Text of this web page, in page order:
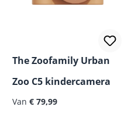
The Zoofamily Urban
Zoo C5 kindercamera
Van € 79,99